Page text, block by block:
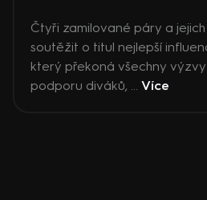
Čtyři zamilované páry a
soutěžit o titul nejlepší
který překoná všechny
podporu diváků, ... Více